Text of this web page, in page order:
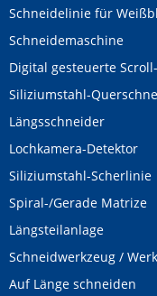
Schneidelinie für
Schneidemaschine
Digital gesteuerte
Siliziumstahl-
Längsschneider
Lochkamera-Detektor
Siliziumstahl-Scherlinie
Spiral-/Gerade Matrize
Längsteilanlage
Schneidwerkzeug /
Auf Länge schneiden